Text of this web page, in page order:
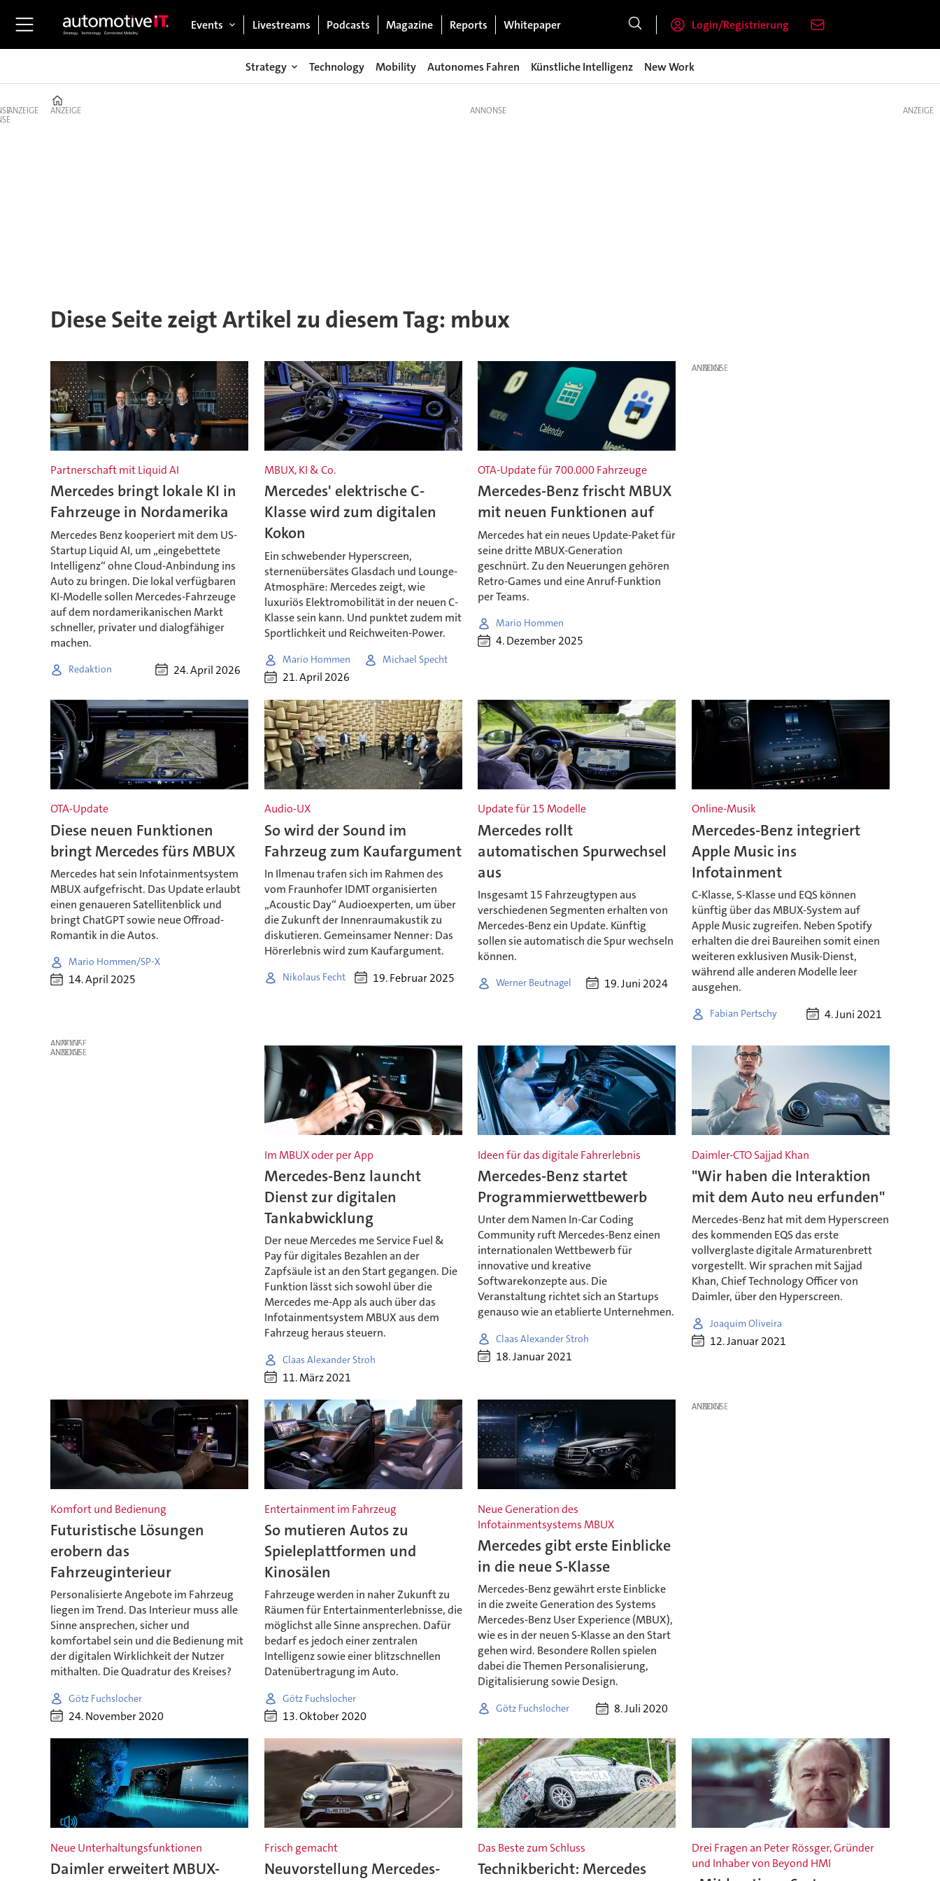
Events Livestreams Podcasts Magazine Reports Whitepaper Login/Registrierung
Strategy Technology Mobility Autonomes Fahren Künstliche Intelligenz New Work
ANZEIGE ANZEIGE
Diese Seite zeigt Artikel zu diesem Tag: mbux
Partnerschaft mit Liquid AI
Mercedes bringt lokale KI in
Fahrzeuge in Nordamerika
Mercedes Benz kooperiert mit dem US-
Startup Liquid AI, um „eingebettete
Intelligenz“ ohne Cloud-Anbindung ins
Auto zu bringen. Die lokal verfügbaren
KI-Modelle sollen Mercedes-Fahrzeuge
auf dem nordamerikanischen Markt
schneller, privater und dialogfähiger
machen.
Redaktion 24. April 2026
MBUX, KI & Co.
Mercedes' elektrische C-
Klasse wird zum digitalen
Kokon
Ein schwebender Hyperscreen,
sternenübersätes Glasdach und Lounge-
Atmosphäre: Mercedes zeigt, wie
luxuriös Elektromobilität in der neuen C-
Klasse sein kann. Und punktet zudem mit
Sportlichkeit und Reichweiten-Power.
Mario Hommen Michael Specht
21. April 2026
OTA-Update für 700.000 Fahrzeuge
Mercedes-Benz frischt MBUX
mit neuen Funktionen auf
Mercedes hat ein neues Update-Paket für
seine dritte MBUX-Generation
geschnürt. Zu den Neuerungen gehören
Retro-Games und eine Anruf-Funktion
per Teams.
Mario Hommen
4. Dezember 2025
ANZEIGE
OTA-Update
Diese neuen Funktionen
bringt Mercedes fürs MBUX
Mercedes hat sein Infotainmentsystem
MBUX aufgefrischt. Das Update erlaubt
einen genaueren Satellitenblick und
bringt ChatGPT sowie neue Offroad-
Romantik in die Autos.
Mario Hommen/SP-X
14. April 2025
Audio-UX
So wird der Sound im
Fahrzeug zum Kaufargument
In Ilmenau trafen sich im Rahmen des
vom Fraunhofer IDMT organisierten
„Acoustic Day“ Audioexperten, um über
die Zukunft der Innenraumakustik zu
diskutieren. Gemeinsamer Nenner: Das
Hörerlebnis wird zum Kaufargument.
Nikolaus Fecht 19. Februar 2025
Update für 15 Modelle
Mercedes rollt
automatischen Spurwechsel
aus
Insgesamt 15 Fahrzeugtypen aus
verschiedenen Segmenten erhalten von
Mercedes-Benz ein Update. Künftig
sollen sie automatisch die Spur wechseln
können.
Werner Beutnagel 19. Juni 2024
Online-Musik
Mercedes-Benz integriert
Apple Music ins
Infotainment
C-Klasse, S-Klasse und EQS können
künftig über das MBUX-System auf
Apple Music zugreifen. Neben Spotify
erhalten die drei Baureihen somit einen
weiteren exklusiven Musik-Dienst,
während alle anderen Modelle leer
ausgehen.
Fabian Pertschy 4. Juni 2021
ANZEIGE
ANZEIGE
Im MBUX oder per App
Mercedes-Benz launcht
Dienst zur digitalen
Tankabwicklung
Der neue Mercedes me Service Fuel &
Pay für digitales Bezahlen an der
Zapfsäule ist an den Start gegangen. Die
Funktion lässt sich sowohl über die
Mercedes me-App als auch über das
Infotainmentsystem MBUX aus dem
Fahrzeug heraus steuern.
Claas Alexander Stroh
11. März 2021
Ideen für das digitale Fahrerlebnis
Mercedes-Benz startet
Programmierwettbewerb
Unter dem Namen In-Car Coding
Community ruft Mercedes-Benz einen
internationalen Wettbewerb für
innovative und kreative
Softwarekonzepte aus. Die
Veranstaltung richtet sich an Startups
genauso wie an etablierte Unternehmen.
Claas Alexander Stroh
18. Januar 2021
Daimler-CTO Sajjad Khan
"Wir haben die Interaktion
mit dem Auto neu erfunden"
Mercedes-Benz hat mit dem Hyperscreen
des kommenden EQS das erste
vollverglaste digitale Armaturenbrett
vorgestellt. Wir sprachen mit Sajjad
Khan, Chief Technology Officer von
Daimler, über den Hyperscreen.
Joaquim Oliveira
12. Januar 2021
Komfort und Bedienung
Futuristische Lösungen
erobern das
Fahrzeuginterieur
Personalisierte Angebote im Fahrzeug
liegen im Trend. Das Interieur muss alle
Sinne ansprechen, sicher und
komfortabel sein und die Bedienung mit
der digitalen Wirklichkeit der Nutzer
mithalten. Die Quadratur des Kreises?
Götz Fuchslocher
24. November 2020
Entertainment im Fahrzeug
So mutieren Autos zu
Spieleplattformen und
Kinosälen
Fahrzeuge werden in naher Zukunft zu
Räumen für Entertainmenterlebnisse, die
möglichst alle Sinne ansprechen. Dafür
bedarf es jedoch einer zentralen
Intelligenz sowie einer blitzschnellen
Datenübertragung im Auto.
Götz Fuchslocher
13. Oktober 2020
Neue Generation des
Infotainmentsystems MBUX
Mercedes gibt erste Einblicke
in die neue S-Klasse
Mercedes-Benz gewährt erste Einblicke
in die zweite Generation des Systems
Mercedes-Benz User Experience (MBUX),
wie es in der neuen S-Klasse an den Start
gehen wird. Besondere Rollen spielen
dabei die Themen Personalisierung,
Digitalisierung sowie Design.
Götz Fuchslocher 8. Juli 2020
ANZEIGE
Neue Unterhaltungsfunktionen
Daimler erweitert MBUX-
Frisch gemacht
Neuvorstellung Mercedes-
Das Beste zum Schluss
Technikbericht: Mercedes
Drei Fragen an Peter Rössger, Gründer
und Inhaber von Beyond HMI
ANZEIGE